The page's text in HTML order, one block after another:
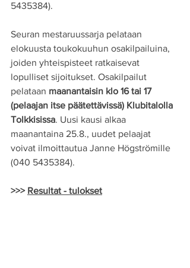
5435384).
Seuran mestaruussarja pelataan
elokuusta toukokuuhun osakilpailuina,
joiden yhteispisteet ratkaisevat
lopulliset sijoitukset. Osakilpailut
pelataan maanantaisin klo 16 tai 17
(pelaajan itse päätettävissä) Klubitalolla
Tolkkisissa. Uusi kausi alkaa
maanantaina 25.8., uudet pelaajat
voivat ilmoittautua Janne Högströmille
(040 5435384).
>>> Resultat - tulokset